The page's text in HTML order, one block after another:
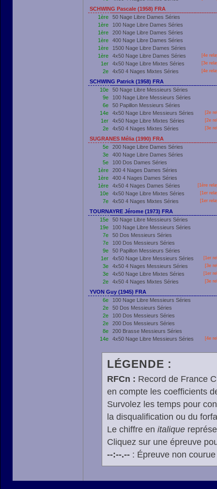
SCHWING Pascale (1958) FRA
1ère
50 Nage Libre Dames Séries
1ère
100 Nage Libre Dames Séries
1ère
200 Nage Libre Dames Séries
1ère
400 Nage Libre Dames Séries
1ère
1500 Nage Libre Dames Séries
1ère
4x50 Nage Libre Dames Séries [4e
1er 4x50 Nage Libre Mixtes Séries [3e
2e 4x50 4 Nages Mixtes Séries [4e
SCHWING Patrick (1958) FRA
10e
50 Nage Libre Messieurs Séries
9e
100 Nage Libre Messieurs Séries
6e
50 Papillon Messieurs Séries
14e
4x50 Nage Libre Messieurs Séries [2e
1er 4x50 Nage Libre Mixtes Séries [2e
2e 4x50 4 Nages Mixtes Séries [3e
SUGRANES Mélia (1990) FRA
5e
200 Nage Libre Dames Séries
3e
400 Nage Libre Dames Séries
5e
100 Dos Dames Séries
1ère
200 4 Nages Dames Séries
1ère
400 4 Nages Dames Séries
1ère
4x50 4 Nages Dames Séries [1ère
10e 4x50 Nage Libre Mixtes Séries [1er
7e 4x50 4 Nages Mixtes Séries [1er
TOURNAYRE Jérome (1973) FRA
15e
50 Nage Libre Messieurs Séries
19e
100 Nage Libre Messieurs Séries
7e
50 Dos Messieurs Séries
7e
100 Dos Messieurs Séries
9e
50 Papillon Messieurs Séries
1er
4x50 Nage Libre Messieurs Séries [1er
3e 4x50 4 Nages Messieurs Séries [3e
3e 4x50 Nage Libre Mixtes Séries [1er
2e 4x50 4 Nages Mixtes Séries [3e
YVON Guy (1945) FRA
6e
100 Nage Libre Messieurs Séries
2e
50 Dos Messieurs Séries
2e
100 Dos Messieurs Séries
2e
200 Dos Messieurs Séries
8e
200 Brasse Messieurs Séries
14e
4x50 Nage Libre Messieurs Séries [4e
LÉGENDE :
RFCn : Record de France
en compte les coefficients
Survolez les temps pour
la disqualification ou du
Le chiffre en italique
Cliquez sur une épreuve
--:--.--: Épreuve non